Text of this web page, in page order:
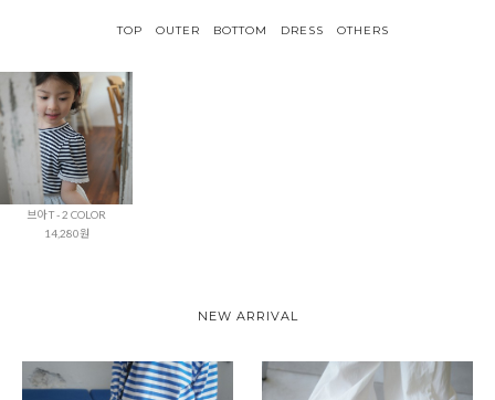
TOP OUTER BOTTOM DRESS OTHERS
브아 T - 2 COLOR
14,280원
NEW ARRIVAL